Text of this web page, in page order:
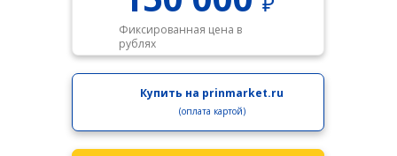
Radiodetection
Техно-АС
Фиксированная цена в
рублях
Купить на prinmarket.ru
(оплата картой)